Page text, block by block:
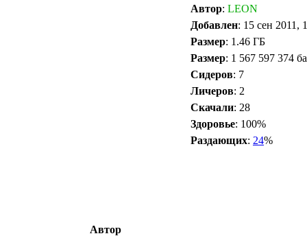
Автор: LEON
Добавлен: 15 сен 2011,
Размер: 1.46 ГБ
Размер: 1 567 597 374
Сидеров: 7
Личеров: 2
Скачали: 28
Здоровье: 100%
Раздающих: 24%
Автор